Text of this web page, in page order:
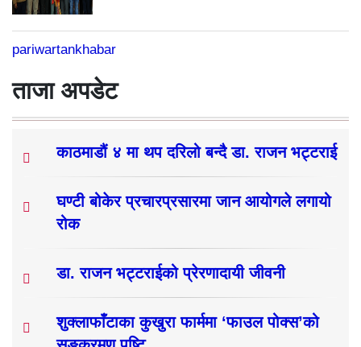
pariwartankhabar
ताजा अपडेट
काठमाडौं ४ मा थप दरिलो बन्दै डा. राजन भट्टराई
घण्टी बोकेर प्रचारप्रसारमा जान आयोगले लगायो
रोक
डा. राजन भट्टराईको प्रेरणादायी जीवनी
शुक्लाफाँटाका कुखुरा फार्ममा ‘फाउल पोक्स’को